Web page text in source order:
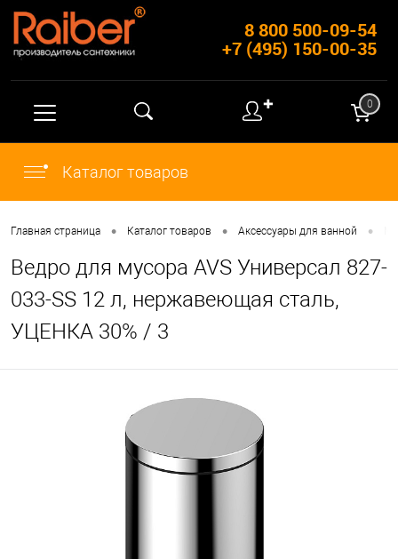
8 800 500-09-54
+7 (495) 150-00-35
✚ 0
Каталог товаров
Главная страница • Каталог товаров • Аксессуары для ванной •
Ведро для мусора AVS Универсал 827-
033-SS 12 л, нержавеющая сталь,
УЦЕНКА 30% / 3